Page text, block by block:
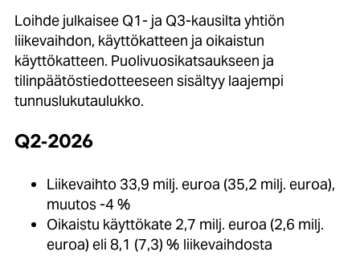
Loihde julkaisee Q1- ja Q3-kausilta yhtiön
liikevaihdon, käyttökatteen ja oikaistun
käyttökatteen. Puolivuosikatsaukseen ja
tilinpäätöstiedotteeseen sisältyy laajempi
tunnuslukutaulukko.
Q2-2026
Liikevaihto 33,9 milj. euroa (35,2 milj. euroa),
muutos -4 %
Oikaistu käyttökate 2,7 milj. euroa (2,6 milj.
euroa) eli 8,1 (7,3) % liikevaihdosta